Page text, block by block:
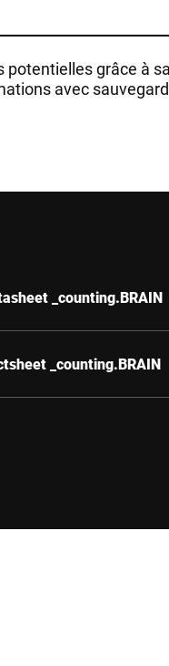
grâce à
avec
_counting.BRAIN
_counting.BRAIN